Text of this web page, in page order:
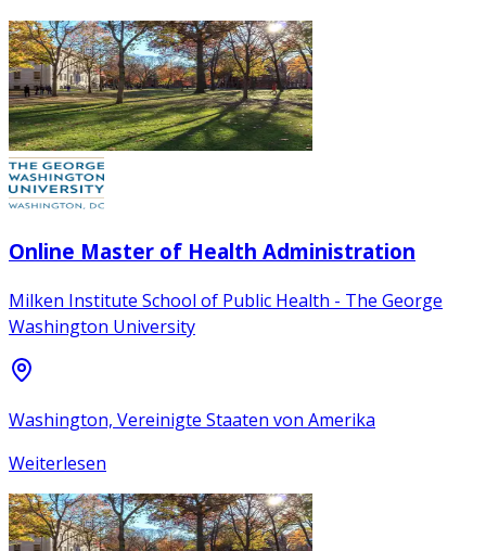
Online Master of Health Administration
Milken Institute School of Public Health - The George
Washington University
Washington, Vereinigte Staaten von Amerika
Weiterlesen